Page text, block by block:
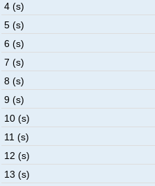
4 (s)
5 (s)
6 (s)
7 (s)
8 (s)
9 (s)
10 (s)
11 (s)
12 (s)
13 (s)